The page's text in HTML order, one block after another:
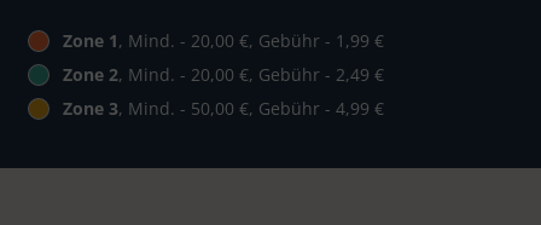
Zone 1, Mind. - 20,00 €, Gebühr - 1,99 €
Zone 2, Mind. - 20,00 €, Gebühr - 2,49 €
Zone 3, Mind. - 50,00 €, Gebühr - 4,99 €